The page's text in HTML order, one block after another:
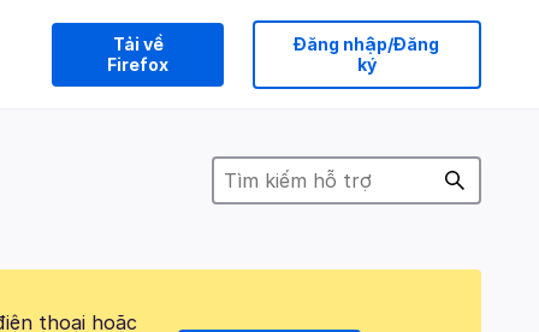
Tải về
Firefox
Đăng nhập/Đăng
ký
thoại hoặc